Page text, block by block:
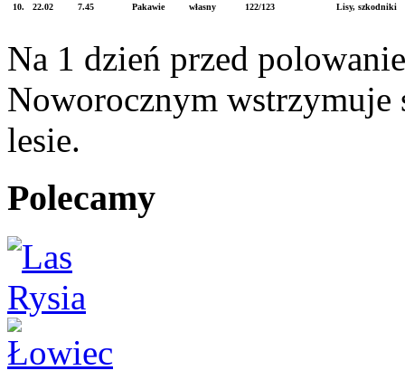
10. 22.02 7.45 Pakawie własny 122/123 Lisy, szkodniki
Na 1 dzień przed
Noworocznym
lesie.
Polecamy